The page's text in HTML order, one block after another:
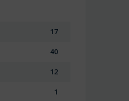
17
40
12
1